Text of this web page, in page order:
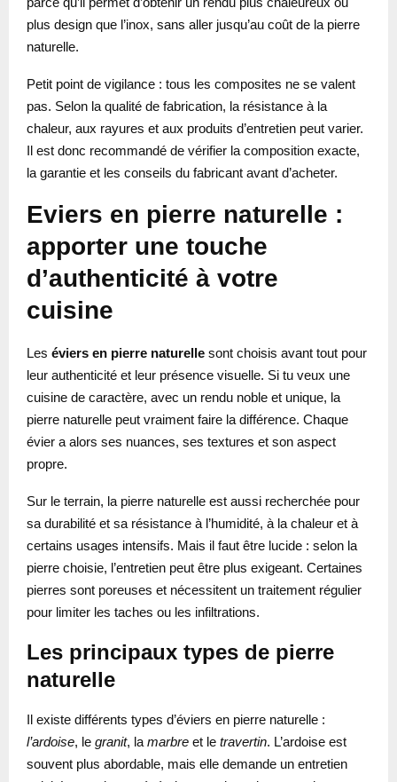
plus design que l’inox, sans aller jusqu’au coût de la pierre
naturelle.
Petit point de vigilance : tous les composites ne se valent
pas. Selon la qualité de fabrication, la résistance à la
chaleur, aux rayures et aux produits d’entretien peut varier.
Il est donc recommandé de vérifier la composition exacte,
la garantie et les conseils du fabricant avant d’acheter.
Eviers en pierre naturelle :
apporter une touche
d’authenticité à votre
cuisine
Les éviers en pierre naturelle sont choisis avant tout pour
leur authenticité et leur présence visuelle. Si tu veux une
cuisine de caractère, avec un rendu noble et unique, la
pierre naturelle peut vraiment faire la différence. Chaque
évier a alors ses nuances, ses textures et son aspect
propre.
Sur le terrain, la pierre naturelle est aussi recherchée pour
sa durabilité et sa résistance à l’humidité, à la chaleur et à
certains usages intensifs. Mais il faut être lucide : selon la
pierre choisie, l’entretien peut être plus exigeant. Certaines
pierres sont poreuses et nécessitent un traitement régulier
pour limiter les taches ou les infiltrations.
Les principaux types de pierre
naturelle
Il existe différents types d’éviers en pierre naturelle :
l’ardoise, le granit, la marbre et le travertin. L’ardoise est
souvent plus abordable, mais elle demande un entretien